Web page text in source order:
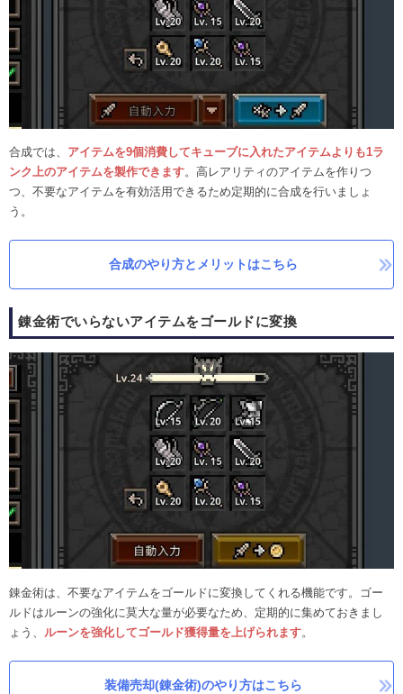
合成では、 アイテムを9個消費してキューブに入れたアイテムよりも1ラ
ンク上のアイテムを製作できます。高レアリティのアイテムを作りつ
つ、不要なアイテムを有効活用できるため定期的に合成を行いましょ
う。
合成のやり方とメリットはこちら
錬金術でいらないアイテムをゴールドに変換
錬金術は、不要なアイテムをゴールドに変換してくれる機能です。ゴー
ルドはルーンの強化に莫大な量が必要なため、定期的に集めておきまし
ょう、 ルーンを強化してゴールド獲得量を上げられます。
装備売却(錬金術)のやり方はこちら